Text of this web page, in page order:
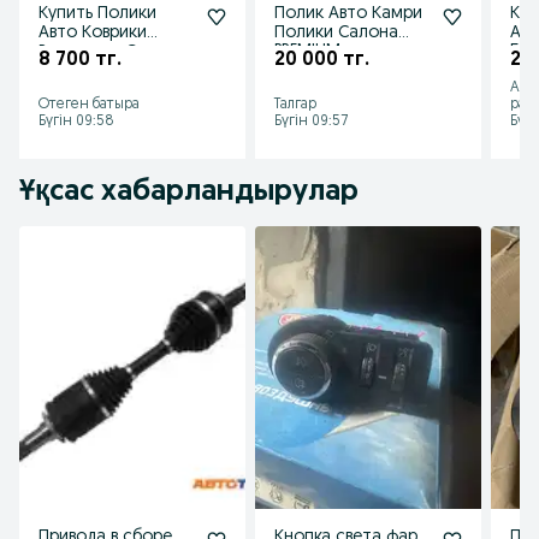
Купить Полики
Авто Коврики
Рассрочка С
ЕВА Из Цеха
8 700 тг.
Отеген батыра
Бүгін 09:58
Полик Авто Камри
Полики Салона
PREMIUM качества
20 000 тг.
Талгар
Бүгін 09:57
5д
26
Ұқсас хабарландырулар